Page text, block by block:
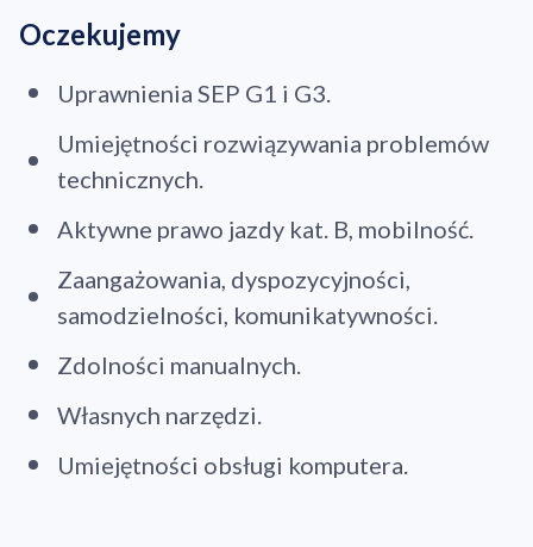
Oczekujemy
Uprawnienia SEP G1 i G3.
Umiejętności rozwiązywania problemów
technicznych.
Aktywne prawo jazdy kat. B, mobilność.
Zaangażowania, dyspozycyjności,
samodzielności, komunikatywności.
Zdolności manualnych.
Własnych narzędzi.
Umiejętności obsługi komputera.